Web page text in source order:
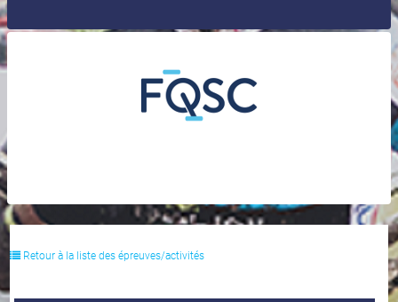
Retour à la liste des épreuves/activités